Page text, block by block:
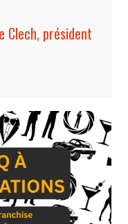
Clech, président